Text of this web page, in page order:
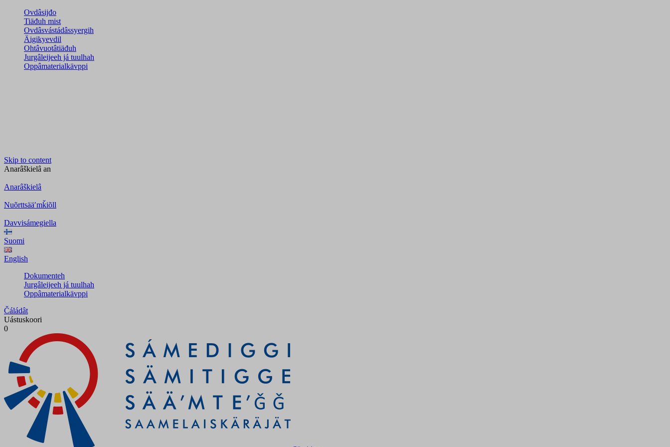
Ovdâsijđo
Tiäđuh mist
Ovdâsvástádâssyergih
Äigikyevdil
Ohtâvuotâtiäđuh
Jurgâleijeeh já tuulhah
Oppâmaterialkävppi
Skip to content
Anarâškielâ an
Anarâškielâ
Nuõrttsääʹmǩiõll
Davvisámegiella
Suomi
English
Dokumenteh
Jurgâleijeeh já tuulhah
Oppâmaterialkävppi
Čáládât
Uástuskoori
0